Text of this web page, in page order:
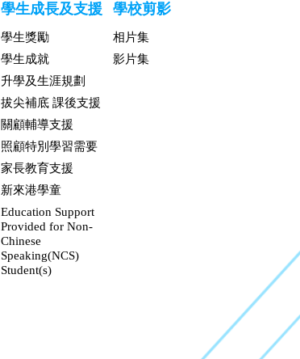
學生成長及支援
學生獎勵
學生成就
升學及生涯規劃
拔尖補底 課後支援
關顧輔導支援
照顧特別學習需要
家長教育支援
新來港學童
Education Support
Provided for Non-
Chinese
Speaking(NCS)
Student(s)
學校剪影
相片集
影片集